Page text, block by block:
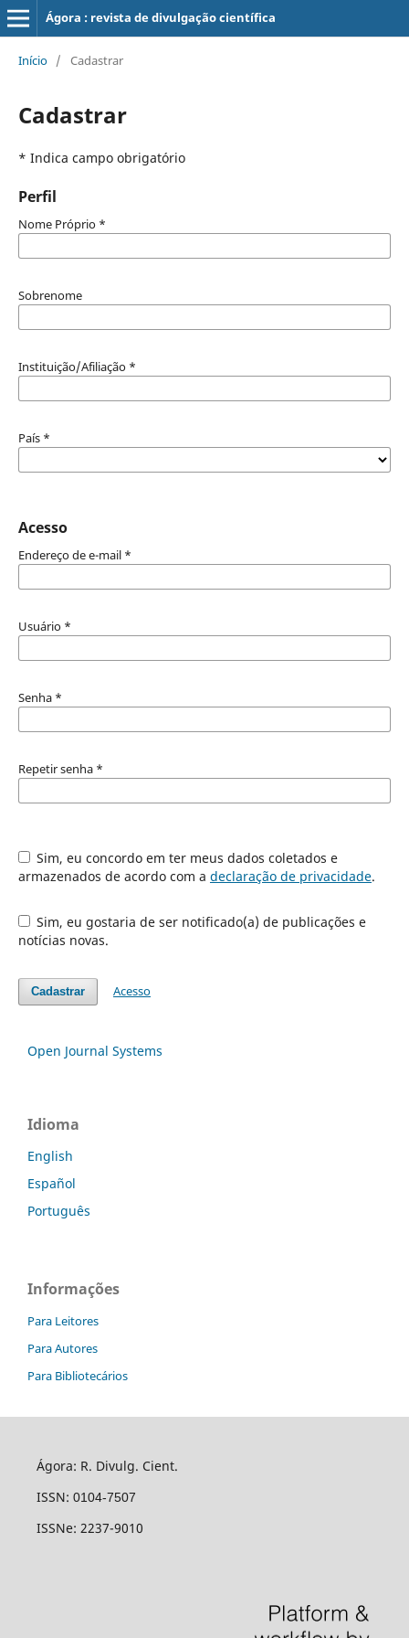
Ágora : revista de divulgação científica
Início / Cadastrar
Cadastrar
* Indica campo obrigatório
Perfil
Nome Próprio *
Sobrenome
Instituição/Afiliação *
País *
Acesso
Endereço de e-mail *
Usuário *
Senha *
Repetir senha *
Sim, eu concordo em ter meus dados coletados e
armazenados de acordo com a declaração de privacidade.
Sim, eu gostaria de ser notificado(a) de publicações e
notícias novas.
Cadastrar Acesso
Open Journal Systems
Idioma
English
Español
Português
Informações
Para Leitores
Para Autores
Para Bibliotecários
Ágora: R. Divulg. Cient.
ISSN: 0104-7507
ISSNe: 2237-9010